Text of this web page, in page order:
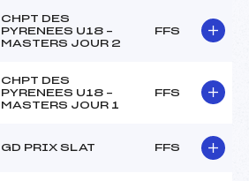
CHPT DES
PYRENEES U18 –
MASTERS JOUR 2
FFS
CHPT DES
PYRENEES U18 –
MASTERS JOUR 1
FFS
GD PRIX SLAT FFS